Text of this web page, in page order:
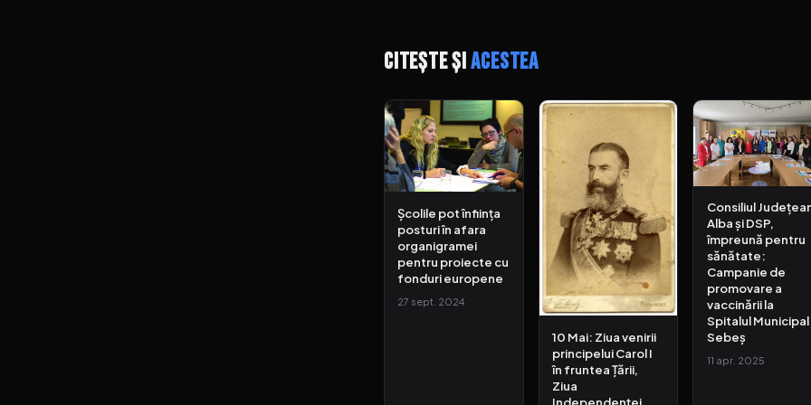
Citește șiacestea
Școlile pot înființa
posturi în afara
organigramei
pentru proiecte cu
fonduri europene
27 sept. 2024
10 Mai: Ziua venirii
principelui Carol I
în fruntea Țării,
Ziua
Independenței
Consiliul
Alba și DSP,
împreună pentru
sănătate:
Campanie de
promovare a
vaccinării la
Spitalul Municipal
Sebeș
11 apr. 2025